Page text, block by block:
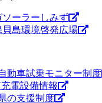
ソーラーしみず
貝島環境啓発広場
動車試乗モニター制度
電設備情報
の支援制度